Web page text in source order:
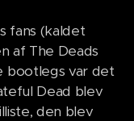
fans (kaldet
af The Deads
bootlegs var det
Dead blev
den blev